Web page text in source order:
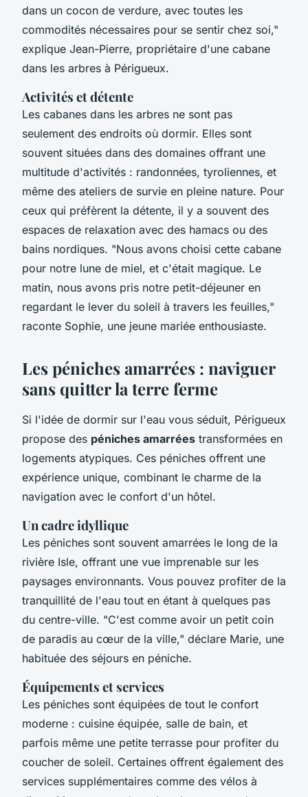
dans un cocon de verdure, avec toutes les
commodités nécessaires pour se sentir chez soi,"
explique Jean-Pierre, propriétaire d'une cabane
dans les arbres à Périgueux.
Activités et détente
Les cabanes dans les arbres ne sont pas
seulement des endroits où dormir. Elles sont
souvent situées dans des domaines offrant une
multitude d'activités : randonnées, tyroliennes, et
même des ateliers de survie en pleine nature. Pour
ceux qui préfèrent la détente, il y a souvent des
espaces de relaxation avec des hamacs ou des
bains nordiques. "Nous avons choisi cette cabane
pour notre lune de miel, et c'était magique. Le
matin, nous avons pris notre petit-déjeuner en
regardant le lever du soleil à travers les feuilles,"
raconte Sophie, une jeune mariée enthousiaste.
Les péniches amarrées : naviguer
sans quitter la terre ferme
Si l'idée de dormir sur l'eau vous séduit, Périgueux
propose des péniches amarrées transformées en
logements atypiques. Ces péniches offrent une
expérience unique, combinant le charme de la
navigation avec le confort d'un hôtel.
Un cadre idyllique
Les péniches sont souvent amarrées le long de la
rivière Isle, offrant une vue imprenable sur les
paysages environnants. Vous pouvez profiter de la
tranquillité de l'eau tout en étant à quelques pas
du centre-ville. "C'est comme avoir un petit coin
de paradis au cœur de la ville," déclare Marie, une
habituée des séjours en péniche.
Équipements et services
Les péniches sont équipées de tout le confort
moderne : cuisine équipée, salle de bain, et
parfois même une petite terrasse pour profiter du
coucher de soleil. Certaines offrent également des
services supplémentaires comme des vélos à